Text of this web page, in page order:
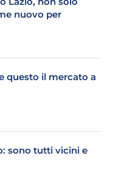
nuovo per
questo il mercato a
sono tutti vicini e